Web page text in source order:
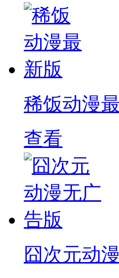
稀饭动漫
查看
囧次元动